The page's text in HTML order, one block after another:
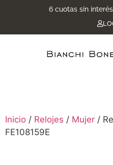
6 cuotas sin
Inicio / Relojes / Mujer /
FE108159E